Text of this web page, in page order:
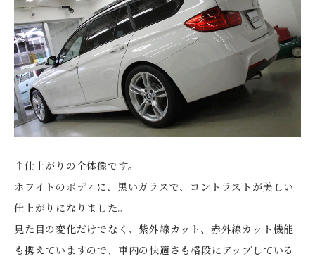
↑仕上がりの全体像です。
ホワイトのボディに、黒いガラスで、コントラストが美しい
仕上がりになりました。
見た目の変化だけでなく、紫外線カット、赤外線カット機能
も携えていますので、車内の快適さも格段にアップしている